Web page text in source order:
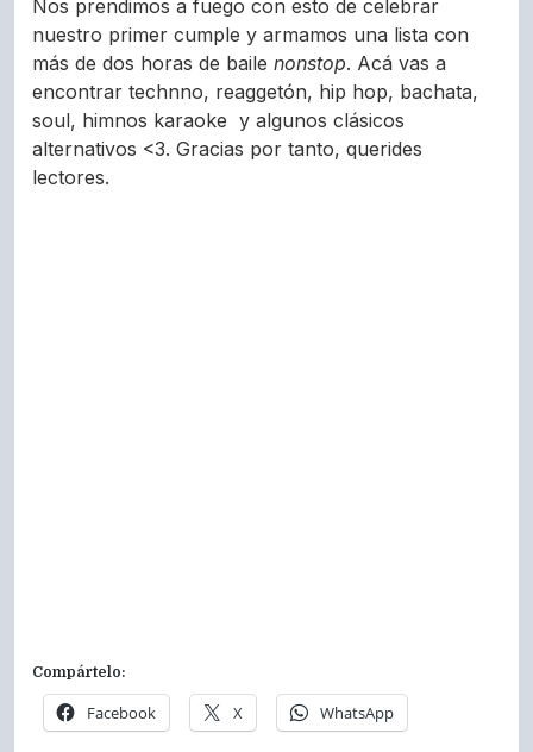
Nos prendimos a fuego con esto de celebrar
nuestro primer cumple y armamos una lista con
más de dos horas de baile nonstop. Acá vas a
encontrar technno, reaggetón, hip hop, bachata,
soul, himnos karaoke y algunos clásicos
alternativos <3. Gracias por tanto, querides
lectores.
Compártelo:
Facebook X WhatsApp